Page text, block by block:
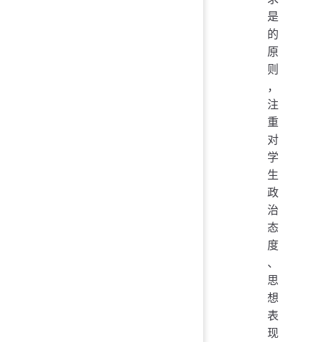
是
的
原
则
，
注
重
对
学
生
政
治
态
度
、
思
想
表
现